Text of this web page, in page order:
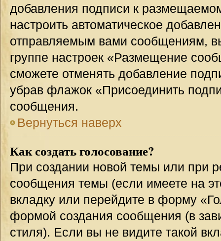
добавления подписи к
настроить автоматическое
отправляемым вами сообщениям,
группе настроек «Размещение
сможете отменять добавление
убрав флажок «Присоединить
сообщения.
Вернуться наверх
Как создать голосование?
При создании новой темы или при
сообщения темы (если имеете на
вкладку или перейдите в форму
формой создания сообщения (в
стиля). Если вы не видите такой